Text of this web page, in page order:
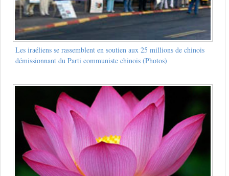
Les iraéliens se rassemblent en soutien aux 25 millions de chinois
démissionnant du Parti communiste chinois (Photos)